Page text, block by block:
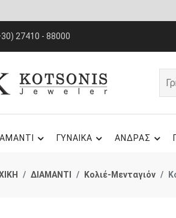
27410 - 88000
ΓΥΝΑΙΚΑ ΑΝΔΡΑΣ
ΔΙΑΜΑΝΤΙ Κολιέ-Μενταγιόν